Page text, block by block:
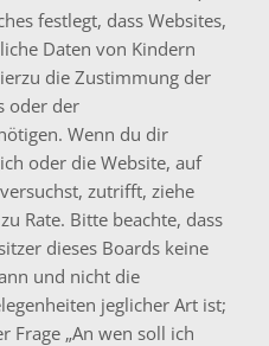
festlegt, dass Websites,
Daten von Kindern
die Zustimmung der
oder der
Wenn du dir
oder die Website, auf
zutrifft, ziehe
Rate. Bitte beachte, dass
dieses Boards keine
und nicht die
jeglicher Art ist;
Frage „An wen soll ich